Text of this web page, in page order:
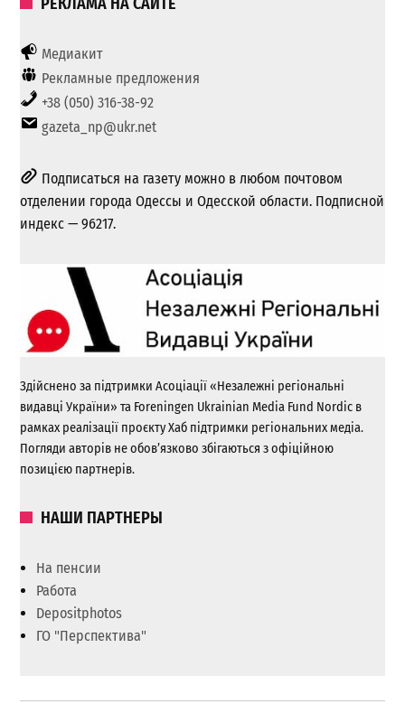
Медиакит
Рекламные предложения
+38 (050) 316-38-92
gazeta_np@ukr.net
Подписаться на газету можно в любом почтовом
отделении города Одессы и Одесской области. Подписной
индекс — 96217.
Здійснено за підтримки Асоціації «Незалежні регіональні
видавці України» та Foreningen Ukrainian Media Fund Nordic в
рамках реалізації проєкту Хаб підтримки регіональних медіа.
Погляди авторів не обов’язково збігаються з офіційною
позицією партнерів.
НАШИ ПАРТНЕРЫ
На пенсии
Работа
Depositphotos
ГО "Перспектива"